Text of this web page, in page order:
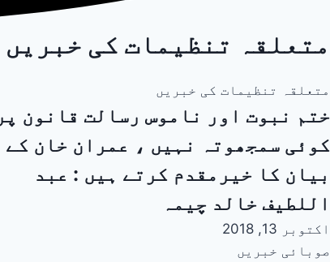
متعلقہ تنظیمات کی خبریں
متعلقہ تنظیمات کی خبریں
ختم نبوت اور ناموس رسالت قانون پر
کوئی سمجھوتہ نہیں ، عمران خان کے
بیان کا خیرمقدم کرتے ہیں : عبد
اللطیف خالد چیمہ
اکتوبر 13, 2018
صوبائی خبریں